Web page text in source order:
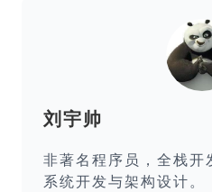
刘宇帅
非著名程序员，全栈开
系统开发与架构设计。